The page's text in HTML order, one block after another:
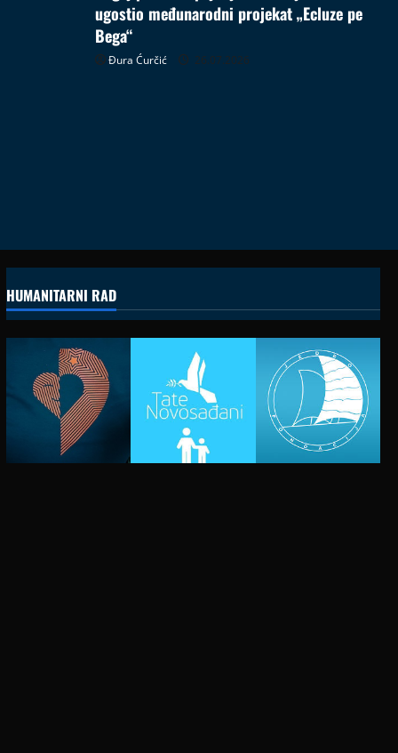
ugostio međunarodni projekat „Ecluze pe
Bega“
Đura Ćurčić 26.07.2026
HUMANITARNI RAD